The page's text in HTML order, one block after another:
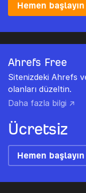
Hemen başlayın
Ahrefs Free
Sitenizdeki Ahrefs
olanları düzeltin.
Daha fazla bilgi ↗
Ücretsiz
Hemen başlayın